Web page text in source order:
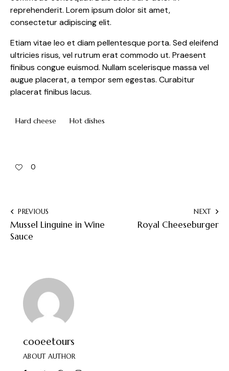
reprehenderit. Lorem ipsum dolor sit amet,
consectetur adipiscing elit.
Etiam vitae leo et diam pellentesque porta. Sed eleifend
ultricies risus, vel rutrum erat commodo ut. Praesent
finibus congue euismod. Nullam scelerisque massa vel
augue placerat, a tempor sem egestas. Curabitur
placerat finibus lacus.
Hard cheese Hot dishes
0
PREVIOUS
Mussel Linguine in Wine
Sauce
NEXT
Royal Cheeseburger
cooeetours
ABOUT AUTHOR